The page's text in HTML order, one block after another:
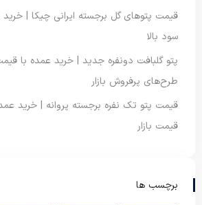
قیمت پتوهای گل برجسته ایرانی چیکا |
سود بالا
پتو گلبافت دونفره جدید | خرید عمده با
طرح‌های پرفروش بازار
قیمت پتو تک نفره برجسته پروانه | خرید
قیمت بازار
برچسب ها